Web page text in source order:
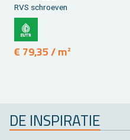
RVS schroe­ven
€ 79,35 / m²
DE IN­SPI­RA­TIE